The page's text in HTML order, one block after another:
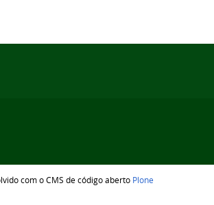
com o CMS de código aberto Plone